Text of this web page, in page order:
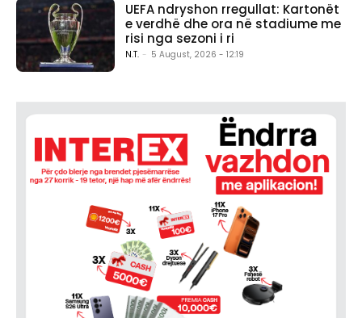
UEFA ndryshon rregullat: Kartonët
e verdhë dhe ora në stadiume me
risi nga sezoni i ri
N.T. - 5 August, 2026 - 12:19